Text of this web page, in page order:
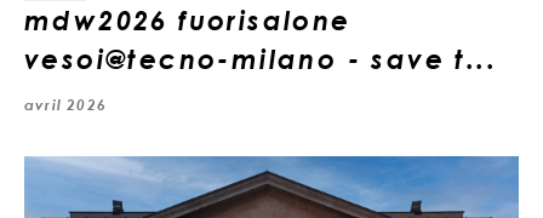
mdw2026 fuorisalone
vesoi@tecno-milano - save t...
avril 2026